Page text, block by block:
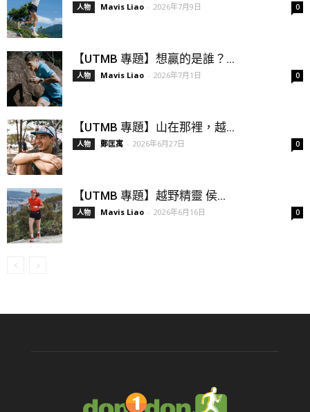
人物 Mavis Liao - 2026年7月9日 0
【UTMB 專題】想贏的是誰？...
人物 Mavis Liao - 2026年7月1日 0
【UTMB 專題】山在那裡，越...
人物 鄭匡寓 - 2026年6月27日 0
【UTMB 專題】越野精靈 侯...
人物 Mavis Liao - 2026年6月16日 0